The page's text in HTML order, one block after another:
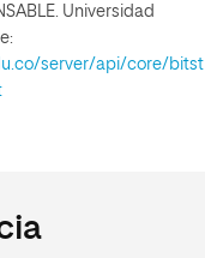
Universidad
server/api/core/